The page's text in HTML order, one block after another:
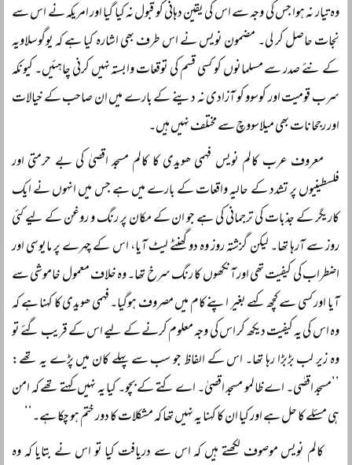
وہ تیار نہ ہوا جس کی وجہ سے اس کی یقین دہانی کو قبول نہ کیا گیا اور امریکہ نے اس سے
نجات حاصل کر لی۔ مضمون نویس نے اس طرف بھی اشارہ کیا ہے کہ یوگوسلاویہ
کے نئے صدر سے مسلمانوں کو کسی قسم کی توقعات وابستہ نہیں کرنی چاہئیں۔ کیونکہ
سرب قومیت اور کوسوو کو آزادی نہ دینے کے بارے میں ان صاحب کے خیالات
اور رجحانات بھی میلاسووچ سے مختلف نہیں ہیں۔
معروف عرب کالم نویس فہمی ھویدی کا کالم مسجد اقصیٰ کی بے حرمتی اور
فلسطینیوں پر تشدد کے حالیہ واقعات کے بارے میں ہے جس میں انہوں نے ایک
کاریگر کے جذبات کی ترجمانی کی ہے جو ان کے مکان پر رنگ و روغن کے لیے کئی
روز سے آرہا تھا۔ لیکن گزشتہ روز وہ دو گھنٹے لیٹ آیا، اس کے چہرے پر مایوسی اور
اضطراب کی کیفیت تھی اور آنکھوں کا رنگ سرخ تھا۔ وہ خلاف معمول خاموشی سے
آیا اور کسی سے کچھ کہے بغیر اپنے کام میں مصروف ہوگیا۔ فہمی ھویدی کا کہنا ہے کہ
وہ اس کی یہ کیفیت دیکھ کر اس کی وجہ معلوم کرنے کے لیے اس کے قریب گئے تو
وہ زیر لب بڑبڑا رہا تھا۔ اس کے الفاظ جو سب سے پہلے کان میں پڑے یہ تھے:
’’مسجد اقصٰی۔ اے ظالمو مسجد اقصیٰ۔ اے کتے کے بچو۔ کیا یہ نہیں کہتے تھے کہ امن
ہی مسئلے کا حل ہے اور کیا ان کا کہنا یہ نہیں تھا کہ مشکلات کا دور ختم ہو چکا ہے۔‘‘
کالم نویس موصوف لکھتے ہیں کہ اس سے دریافت کیا تو اس نے بتایا کہ وہ